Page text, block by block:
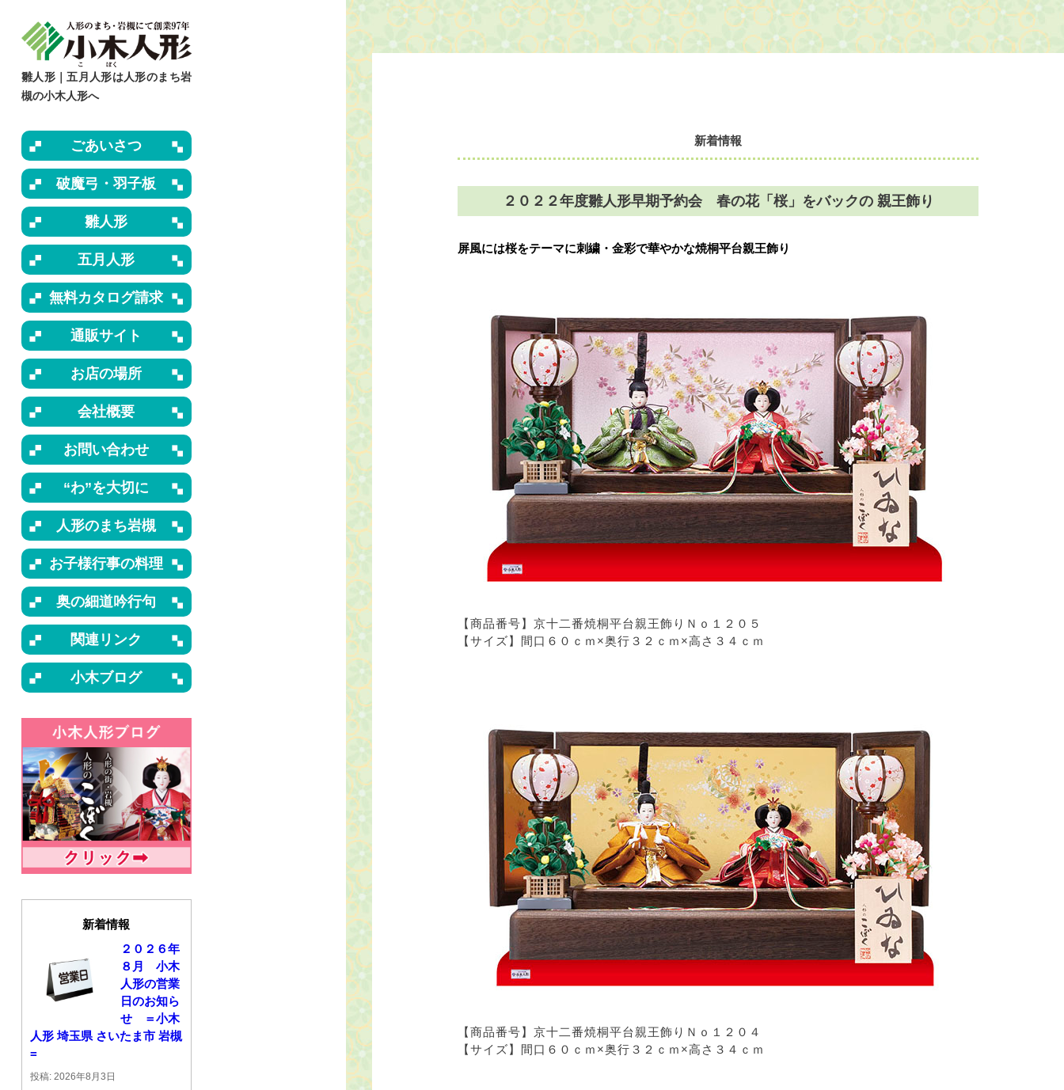
雛人形｜五月人形は人形のまち岩
槻の小木人形へ
ごあいさつ
破魔弓・羽子板
雛人形
五月人形
無料カタログ請求
通販サイト
お店の場所
会社概要
お問い合わせ
“わ”を大切に
人形のまち岩槻
お子様行事の料理
奥の細道吟行句
関連リンク
小木ブログ
新着情報
２０２６年
８月 小木
人形の営業
日のお知ら
せ ＝小木
人形 埼玉県 さいたま市 岩槻
=
投稿: 2026年8月3日
新着情報
２０２２年度雛人形早期予約会 春の花「桜」をバックの 親王飾り
屏風には桜をテーマに刺繍・金彩で華やかな焼桐平台親王飾り
【商品番号】 京十二番焼桐平台親王飾りＮｏ１２０５
【サイズ】 間口６０ｃｍ×奥行３２ｃｍ×高さ３４ｃｍ
【商品番号】 京十二番焼桐平台親王飾りＮｏ１２０４
【サイズ】 間口６０ｃｍ×奥行３２ｃｍ×高さ３４ｃｍ